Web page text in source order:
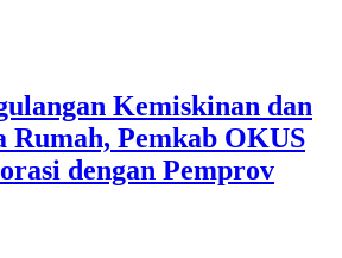
Kemiskinan dan
Rumah, Pemkab OKUS
dengan Pemprov